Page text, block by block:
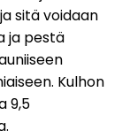
sitä voidaan
ja pestä
Kulhon
9,5